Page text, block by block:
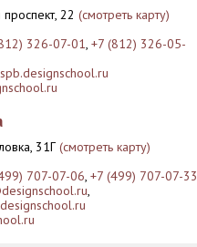
22 (смотреть карту)
326-07-01, +7 (812) 326-05-
31Г (смотреть карту)
707-07-06, +7 (499) 707-07-33
,